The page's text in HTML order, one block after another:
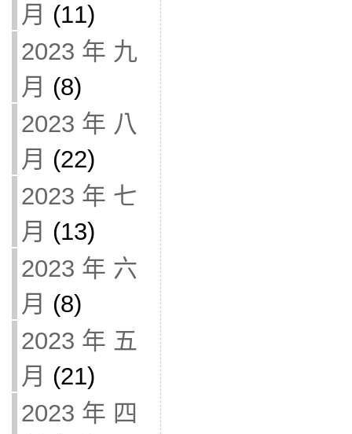
月 (11)
2023 年 九
月 (8)
2023 年 八
月 (22)
2023 年 七
月 (13)
2023 年 六
月 (8)
2023 年 五
月 (21)
2023 年 四